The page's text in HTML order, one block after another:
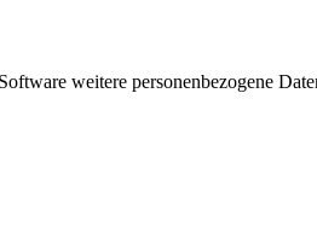
weitere personenbezogene